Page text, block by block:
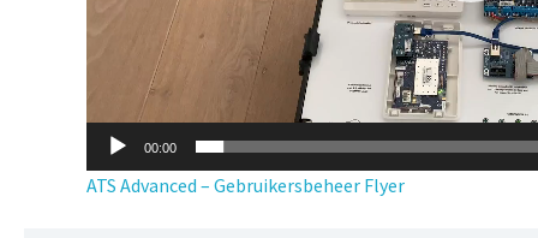
00:00
BERICHT
ATS Advanced – Gebruikersbeheer Flyer